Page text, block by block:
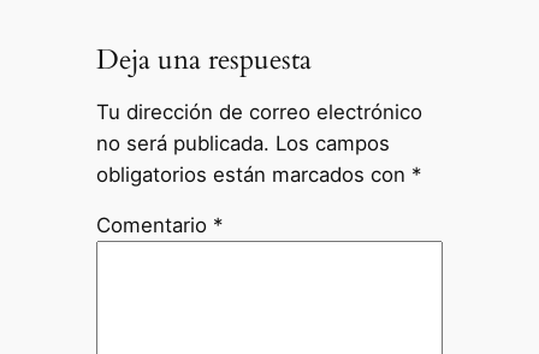
Deja una respuesta
Tu dirección de correo electrónico
no será publicada. Los campos
obligatorios están marcados con *
Comentario *